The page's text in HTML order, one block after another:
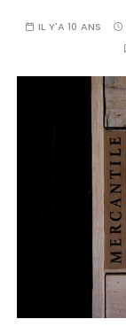
IL Y'A 10 ANS